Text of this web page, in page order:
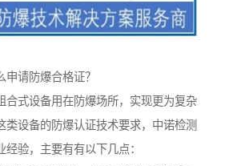
申请防爆合格证？
合式设备用在防爆场所，实现更为复杂
类设备的防爆认证技术要求，中诺检测
经验，主要有有以下几点：